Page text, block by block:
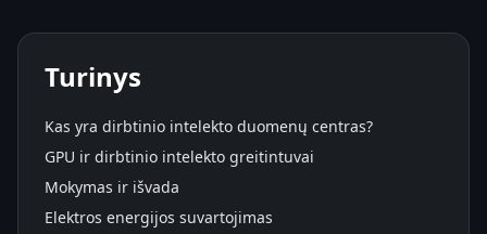
Turinys
Kas yra dirbtinio intelekto duomenų centras?
GPU ir dirbtinio intelekto greitintuvai
Mokymas ir išvada
Elektros energijos suvartojimas